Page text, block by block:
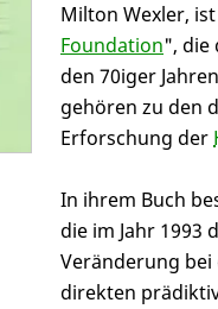
Milton Wexler,
Foundation", die
den 70iger
gehören zu den
Erforschung der
In ihrem Buch
die im Jahr
Veränderung bei
direkten